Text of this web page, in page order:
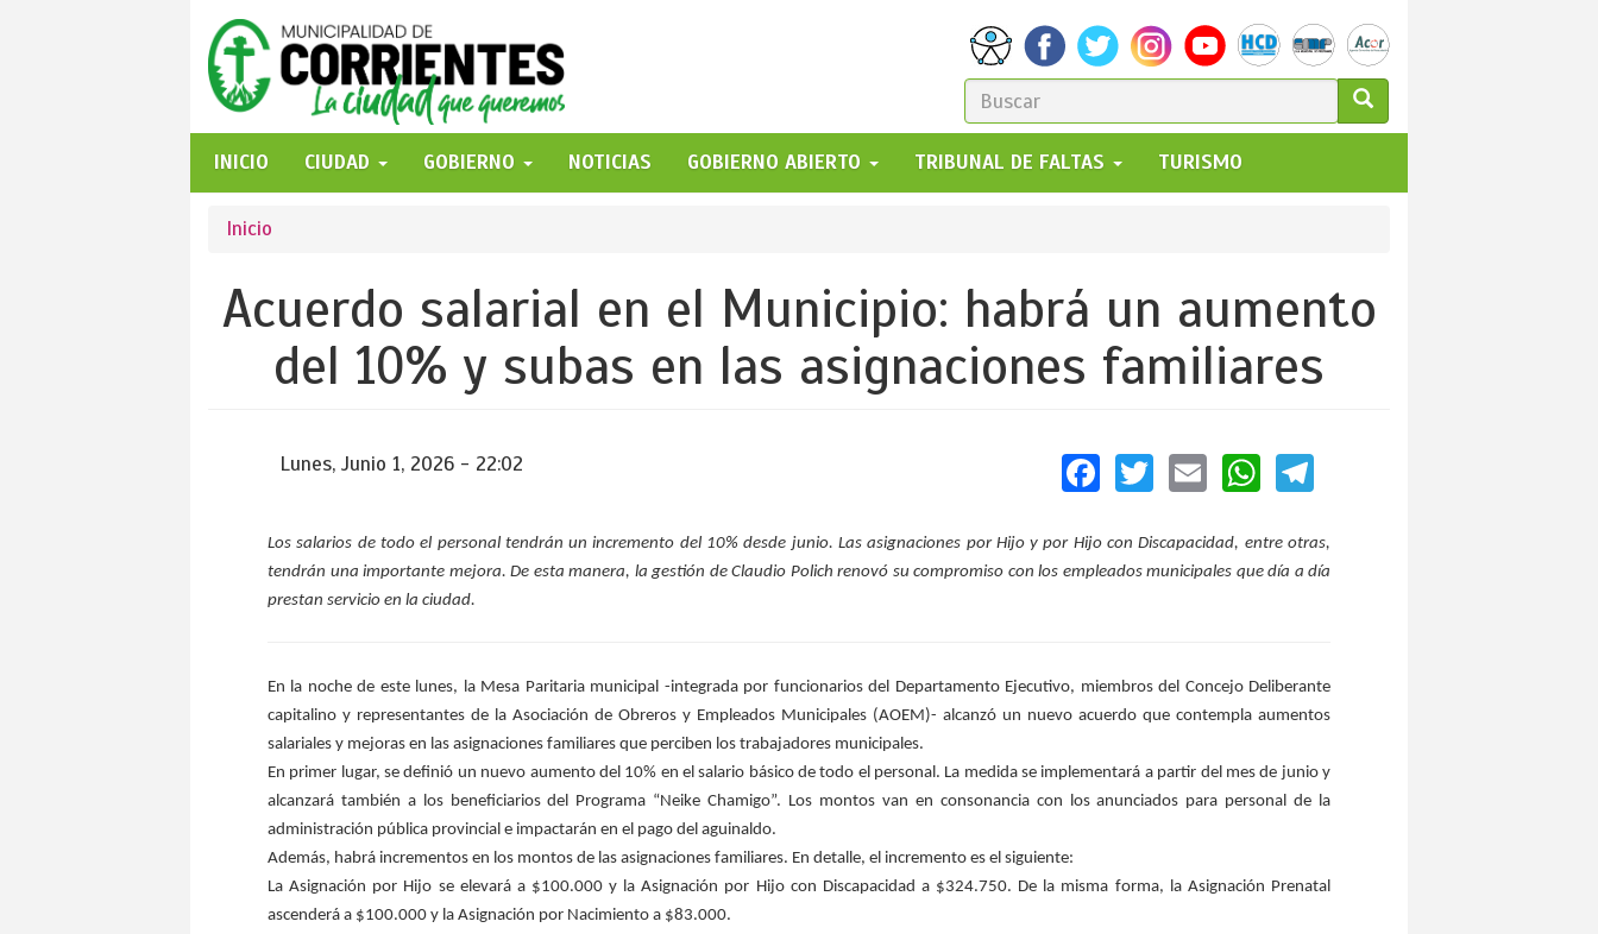
FORMULARIO
DE
BÚSQUEDA
GO!
INICIO
CIUDAD GOBIERNO NOTICIAS GOBIERNO ABIERTO TRIBUNAL DE FALTAS TURISMO
Se
encuentra
usted
aquí
Inicio
Acuerdo salarial en el Municipio: habrá un aumento
del 10% y subas en las asignaciones familiares
Lunes, Junio 1, 2026 - 22:02 Facebook
Twitter
EmailWhatsApp
Telegram
Los salarios de todo el personal tendrán un incremento del 10% desde junio. Las asignaciones por Hijo y por Hijo con Discapacidad, entre otras,
tendrán una importante mejora. De esta manera, la gestión de Claudio Polich renovó su compromiso con los empleados municipales que día a día
prestan servicio en la ciudad.
En la noche de este lunes, la Mesa Paritaria municipal -integrada por funcionarios del Departamento Ejecutivo, miembros del Concejo Deliberante
capitalino y representantes de la Asociación de Obreros y Empleados Municipales (AOEM)- alcanzó un nuevo acuerdo que contempla aumentos
salariales y mejoras en las asignaciones familiares que perciben los trabajadores municipales.
En primer lugar, se definió un nuevo aumento del 10% en el salario básico de todo el personal. La medida se implementará a partir del mes de junio y
alcanzará también a los beneficiarios del Programa “Neike Chamigo”. Los montos van en consonancia con los anunciados para personal de la
administración pública provincial e impactarán en el pago del aguinaldo.
Además, habrá incrementos en los montos de las asignaciones familiares. En detalle, el incremento es el siguiente:
La Asignación por Hijo se elevará a $100.000 y la Asignación por Hijo con Discapacidad a $324.750. De la misma forma, la Asignación Prenatal
ascenderá a $100.000 y la Asignación por Nacimiento a $83.000.